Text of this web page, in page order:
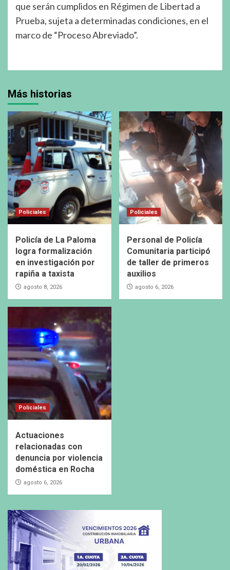
que serán cumplidos en Régimen de Libertad a
Prueba, sujeta a determinadas condiciones, en el
marco de “Proceso Abreviado”.
Más historias
Policiales
Policía de La Paloma
logra formalización
en investigación por
rapiña a taxista
agosto 8, 2026
Policiales
Personal de Policía
Comunitaria participó
de taller de primeros
auxilios
agosto 6, 2026
Policiales
Actuaciones
relacionadas con
denuncia por violencia
doméstica en Rocha
agosto 6, 2026